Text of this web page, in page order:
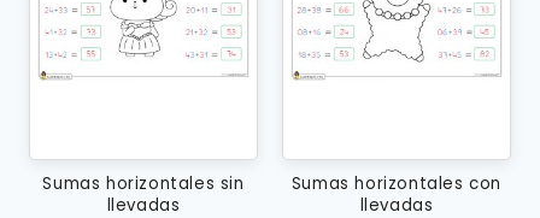
Sumas horizontales sin
llevadas
Sumas horizontales con
llevadas